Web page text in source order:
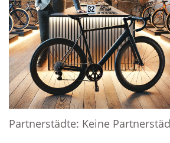
Partnerstädte: Keine